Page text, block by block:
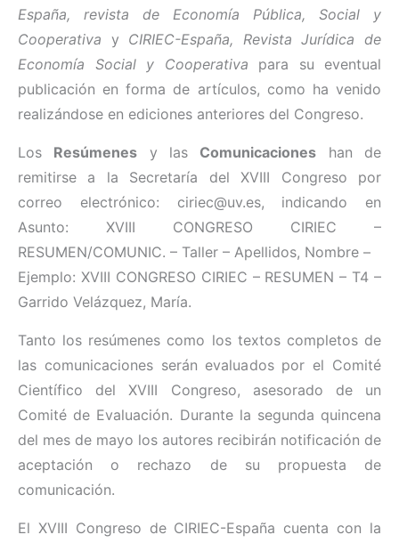
España, revista de Economía Pública, Social y
Cooperativa y CIRIEC-España, Revista Jurídica de
Economía Social y Cooperativa para su eventual
publicación en forma de artículos, como ha venido
realizándose en ediciones anteriores del Congreso.
Los Resúmenes y las Comunicaciones han de
remitirse a la Secretaría del XVIII Congreso por
correo electrónico: ciriec@uv.es, indicando en
Asunto: XVIII CONGRESO CIRIEC –
RESUMEN/COMUNIC. – Taller – Apellidos, Nombre –
Ejemplo: XVIII CONGRESO CIRIEC – RESUMEN – T4 –
Garrido Velázquez, María.
Tanto los resúmenes como los textos completos de
las comunicaciones serán evaluados por el Comité
Científico del XVIII Congreso, asesorado de un
Comité de Evaluación. Durante la segunda quincena
del mes de mayo los autores recibirán notificación de
aceptación o rechazo de su propuesta de
comunicación.
El XVIII Congreso de CIRIEC-España cuenta con la